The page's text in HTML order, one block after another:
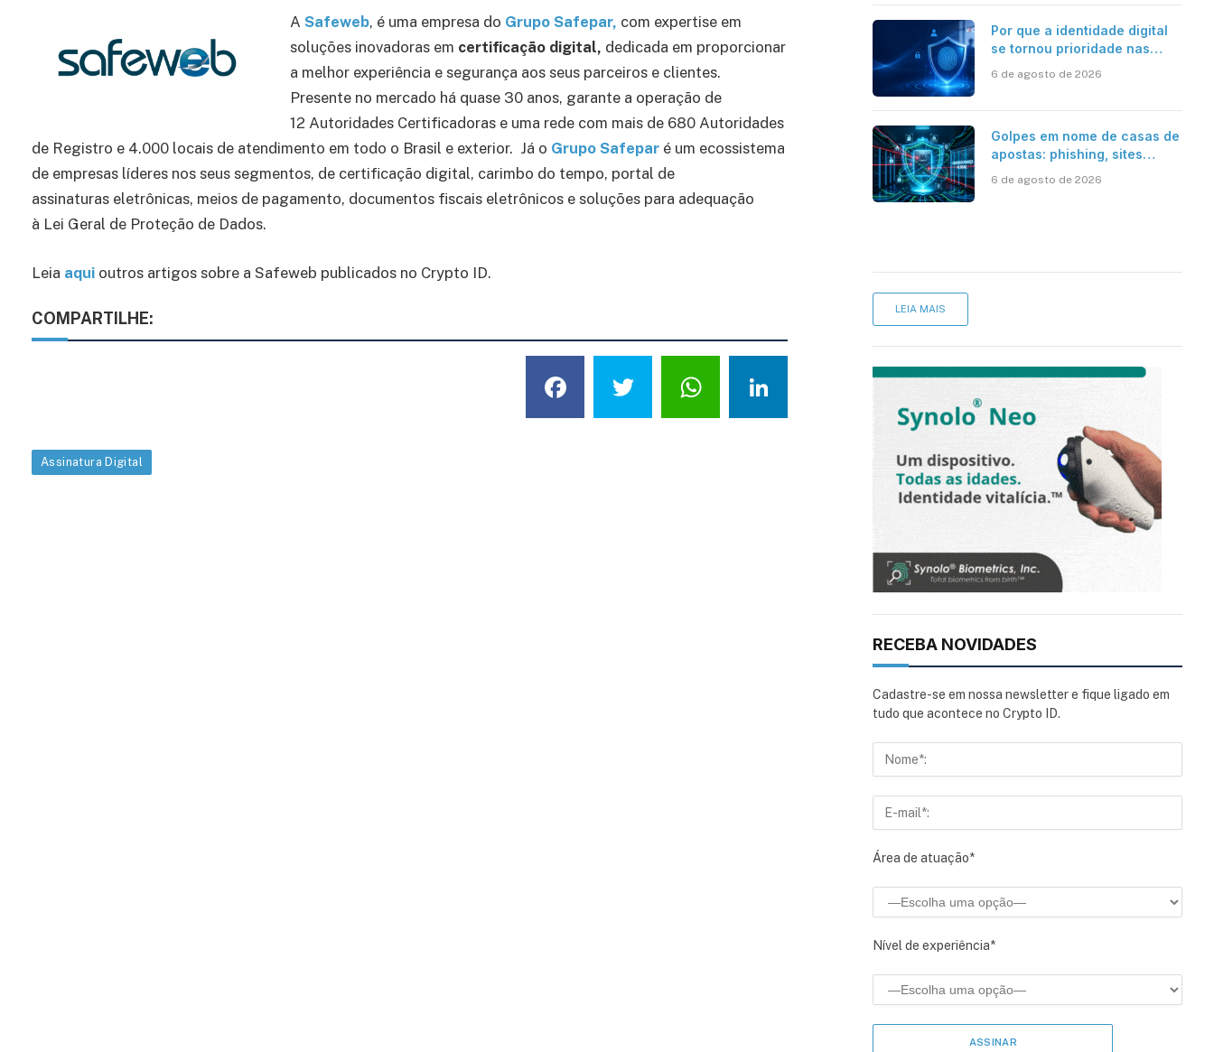
A Safeweb, é uma empresa do Grupo Safepar, com expertise em
soluções inovadoras em certificação digital, dedicada em proporcionar
a melhor experiência e segurança aos seus parceiros e clientes.
Presente no mercado há quase 30 anos, garante a operação de
12 Autoridades Certificadoras e uma rede com mais de 680 Autoridades
de Registro e 4.000 locais de atendimento em todo o Brasil e exterior. Já o Grupo Safepar é um ecossistema
de empresas líderes nos seus segmentos, de certificação digital, carimbo do tempo, portal de
assinaturas eletrônicas, meios de pagamento, documentos fiscais eletrônicos e soluções para adequação
à Lei Geral de Proteção de Dados.
Leia aqui outros artigos sobre a Safeweb publicados no Crypto ID.
COMPARTILHE:
Facebook
TwitterWhatsApp
LinkedIn
Assinatura Digital
Por que a identidade digital
se tornou prioridade nas
6 de agosto de 2026
Golpes em nome de casas de
apostas: phishing, sites
6 de agosto de 2026
LEIA MAIS
RECEBA NOVIDADES
Cadastre-se em nossa newsletter e fique ligado em
tudo que acontece no Crypto ID.
Área de atuação*
Nível de experiência*